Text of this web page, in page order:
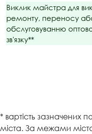
Виклик майстра для
ремонту, переносу
обслуговуванню
зв'язку**
* вартість зазначених
міста. За межами міста